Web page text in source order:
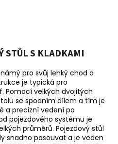
STŮL S KLADKAMI
pro svůj lehký chod a
je typická pro
Pomocí velkých dvojitých
se spodním dílem a tím je
a precizní vedení po
pojezdového systému je
průměrů. Pojezdový stůl
snadno posouvat a je veden